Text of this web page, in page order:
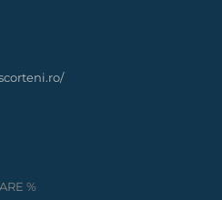
%